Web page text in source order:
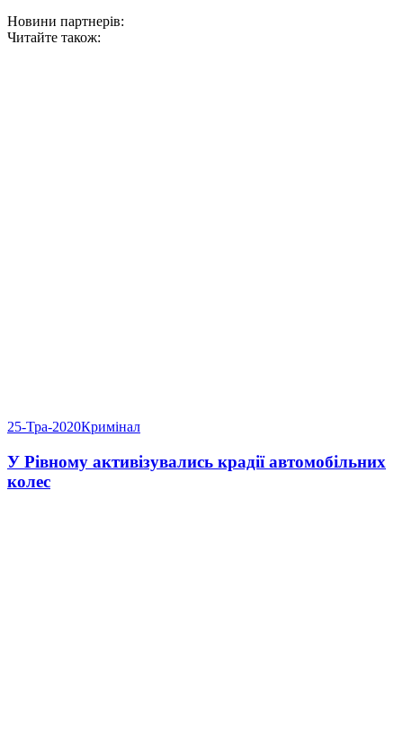
Новини партнерів:
Читайте також:
25-Тра-2020Кримінал
У Рівному активізувались крадії автомобільних
колес